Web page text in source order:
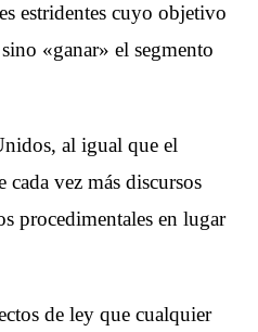
estridentes cuyo objetivo
«ganar» el segmento
al igual que el
vez más discursos
procedimentales en lugar
de ley que cualquier